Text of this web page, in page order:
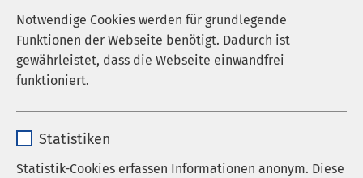
Notwendige Cookies werden für grundlegende
Funktionen der Webseite benötigt. Dadurch ist
gewährleistet, dass die Webseite einwandfrei
funktioniert.
Anbieter sgalinski
Statistiken
Statistik-Cookies erfassen Informationen anonym. Diese